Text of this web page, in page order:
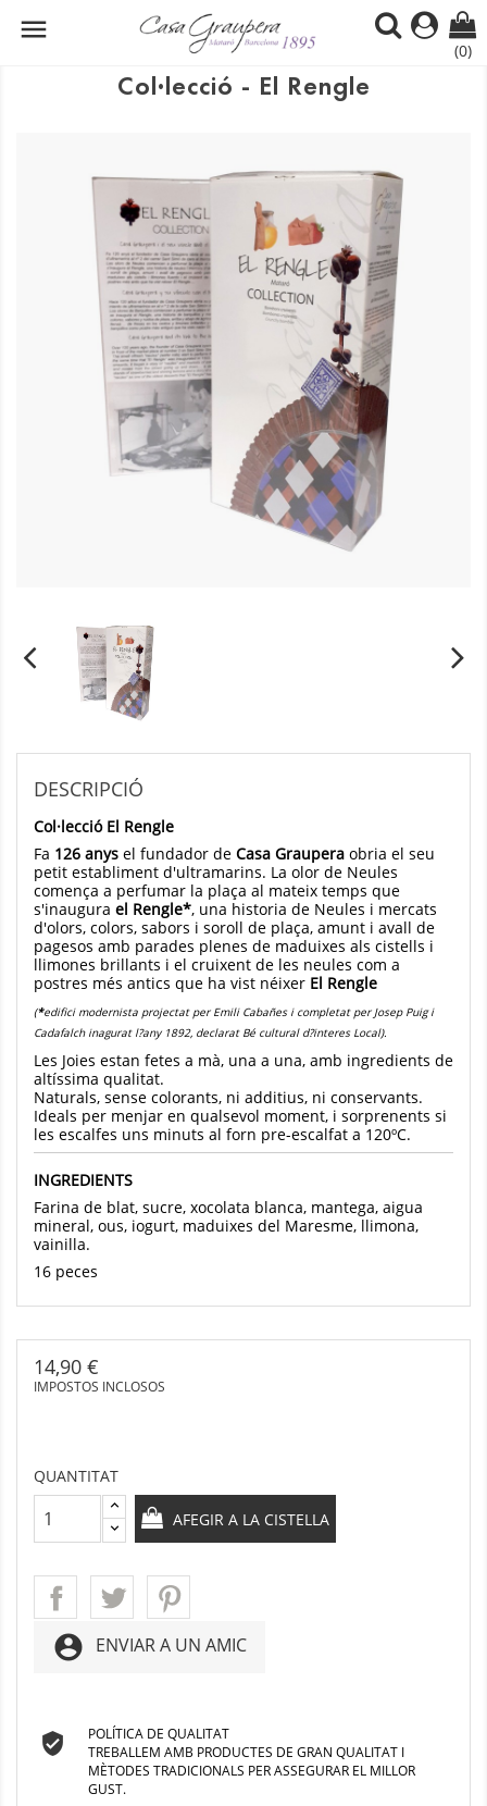

(0)
Col·lecció - El Rengle
DESCRIPCIÓ
Col·lecció El Rengle
Fa 126 anys el fundador de Casa Graupera obria el seu
petit establiment d'ultramarins. La olor de Neules
comença a perfumar la plaça al mateix temps que
s'inaugura el Rengle*, una historia de Neules i mercats
d'olors, colors, sabors i soroll de plaça, amunt i avall de
pagesos amb parades plenes de maduixes als cistells i
llimones brillants i el cruixent de les neules com a
postres més antics que ha vist néixer El Rengle
(*edifici modernista projectat per Emili Cabañes i completat per Josep Puig i
Cadafalch inagurat l?any 1892, declarat Bé cultural d?interes Local).
Les Joies estan fetes a mà, una a una, amb ingredients de
altíssima qualitat.
Naturals, sense colorants, ni additius, ni conservants.
Ideals per menjar en qualsevol moment, i sorprenents si
les escalfes uns minuts al forn pre-escalfat a 120ºC.
INGREDIENTS
Farina de blat, sucre, xocolata blanca, mantega, aigua
mineral, ous, iogurt, maduixes del Maresme, llimona,
vainilla.
16 peces
14,90 €
IMPOSTOS INCLOSOS
QUANTITAT
AFEGIR A LA CISTELLA
account_circle ENVIAR A UN AMIC
POLÍTICA DE QUALITAT
TREBALLEM AMB PRODUCTES DE GRAN QUALITAT I
MÈTODES TRADICIONALS PER ASSEGURAR EL MILLOR
GUST.